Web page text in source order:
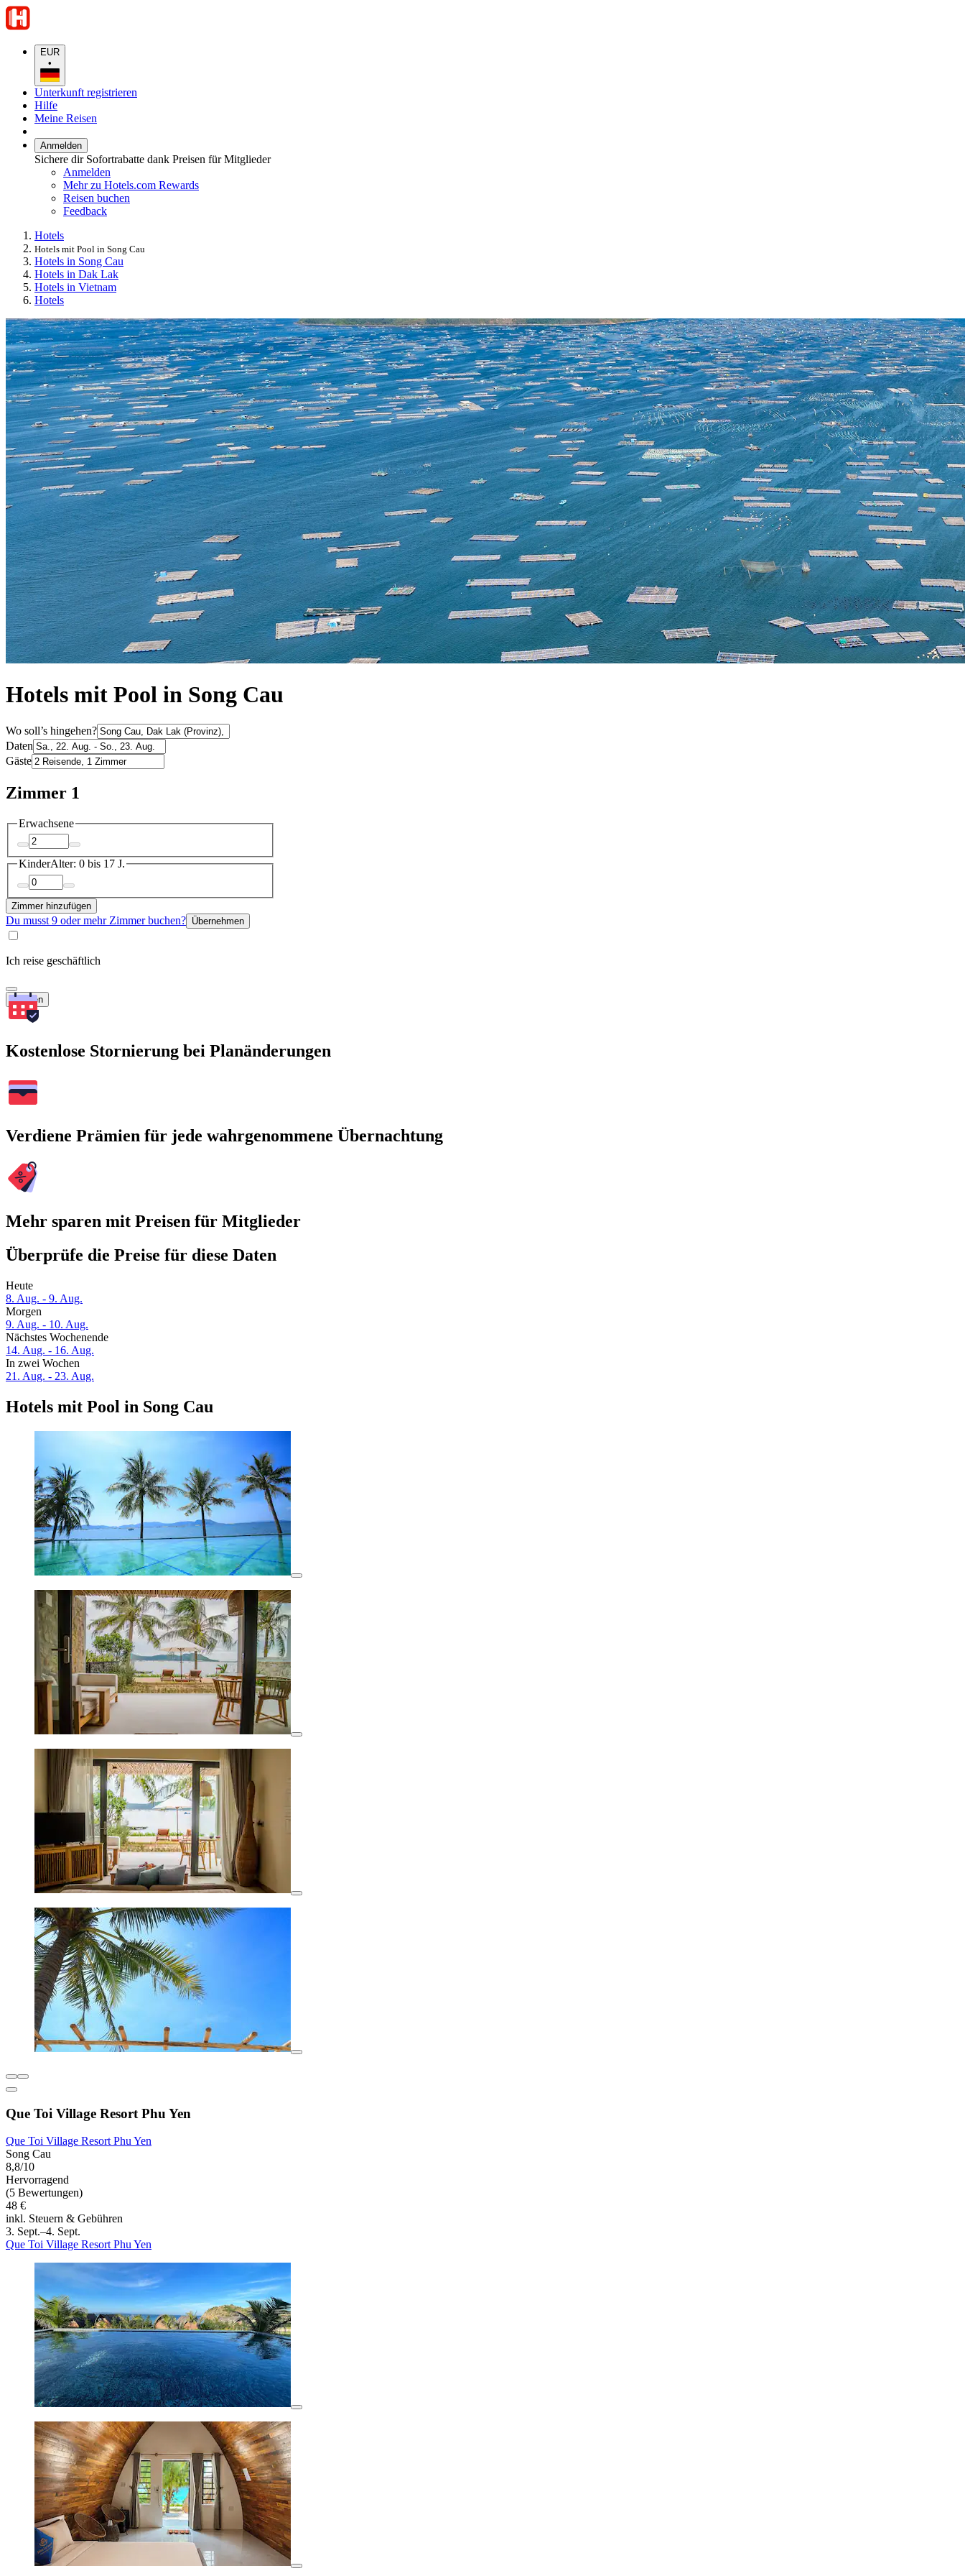
EUR
•
Unterkunft registrieren
Hilfe
Meine Reisen
Anmelden
Sichere dir Sofortrabatte dank Preisen für Mitglieder
Anmelden
Mehr zu Hotels.com Rewards
Reisen buchen
Feedback
Hotels
Hotels mit Pool in Song Cau
Hotels in Song Cau
Hotels in Dak Lak
Hotels in Vietnam
Hotels
Hotels mit Pool in Song Cau
Wo soll’s hingehen?
Daten
Gäste
Zimmer 1
Erwachsene
KinderAlter: 0 bis 17 J.
Zimmer hinzufügen
Du musst 9 oder mehr Zimmer buchen? Übernehmen
Ich reise geschäftlich
Suchen
Kostenlose Stornierung bei Planänderungen
Verdiene Prämien für jede wahrgenommene Übernachtung
Mehr sparen mit Preisen für Mitglieder
Überprüfe die Preise für diese Daten
Heute
8. Aug. - 9. Aug.
Morgen
9. Aug. - 10. Aug.
Nächstes Wochenende
14. Aug. - 16. Aug.
In zwei Wochen
21. Aug. - 23. Aug.
Hotels mit Pool in Song Cau
Que Toi Village Resort Phu Yen
Que Toi Village Resort Phu Yen
Song Cau
8,8/10
Hervorragend
(5 Bewertungen)
48 €
inkl. Steuern & Gebühren
3. Sept.–4. Sept.
Que Toi Village Resort Phu Yen